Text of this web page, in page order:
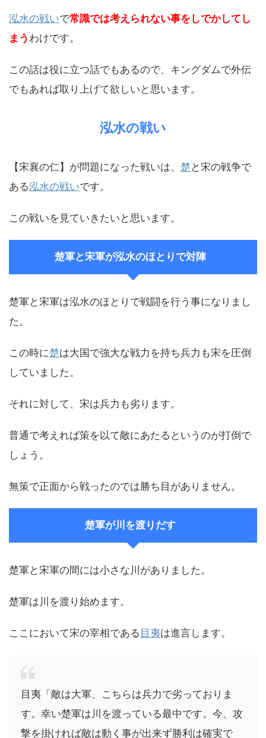
泓水の戦いで常識では考えられない事をしでかしてし
まうわけです。
この話は役に立つ話でもあるので、キングダムで外伝
でもあれば取り上げて欲しいと思います。
泓水の戦い
【宋襄の仁】が問題になった戦いは、 楚 と宋の戦争で
ある泓水の戦いです。
この戦いを見ていきたいと思います。
楚軍と宋軍が泓水のほとりで対陣
楚軍と宋軍は泓水のほとりで戦闘を行う事になりまし
た。
この時に楚は大国で強大な戦力を持ち兵力も宋を圧倒
していました。
それに対して、宋は兵力も劣ります。
普通で考えれば策を以て敵にあたるというのが打倒で
しょう。
無策で正面から戦ったのでは勝ち目がありません。
楚軍が川を渡りだす
楚軍と宋軍の間には小さな川がありました。
楚軍は川を渡り始めます。
ここにおいて宋の宰相である 目夷は進言します。
目夷「敵は大軍、こちらは兵力で劣っておりま
す。幸い楚軍は川を渡っている最中です。今、攻
撃を掛ければ敵は動く事が出来ず勝利は確実で